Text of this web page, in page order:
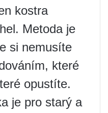
kostra
Metoda je
si nemusíte
které
opustíte.
je pro starý a